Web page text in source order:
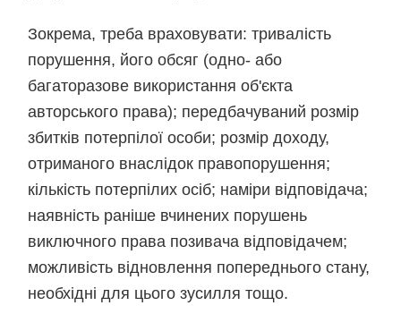
Зокрема, треба враховувати: тривалість
порушення, його обсяг (одно- або
багаторазове використання об'єкта
авторського права); передбачуваний розмір
збитків потерпілої особи; розмір доходу,
отриманого внаслідок правопорушення;
кількість потерпілих осіб; наміри відповідача;
наявність раніше вчинених порушень
виключного права позивача відповідачем;
можливість відновлення попереднього стану,
необхідні для цього зусилля тощо.